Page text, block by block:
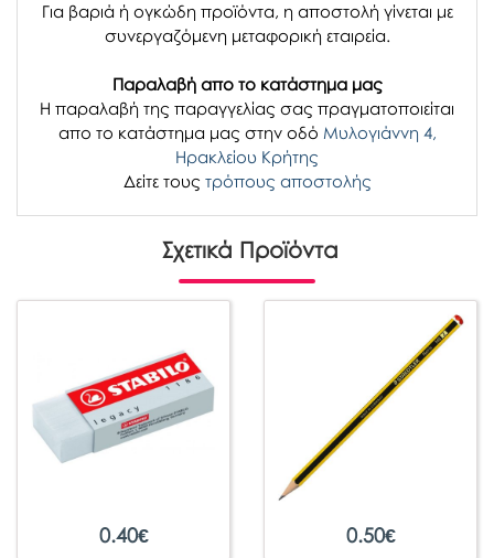
Για βαριά ή ογκώδη προϊόντα, η αποστολή γίνεται με
συνεργαζόμενη μεταφορική εταιρεία.
Παραλαβή απο το κατάστημα μας
H παραλαβή της παραγγελίας σας πραγματοποιείται
απο το κατάστημα μας στην οδό Μυλογιάννη 4,
Ηρακλείου Κρήτης
Δείτε τους τρόπους αποστολής
Σχετικά Προϊόντα
0.40€ 0.50€